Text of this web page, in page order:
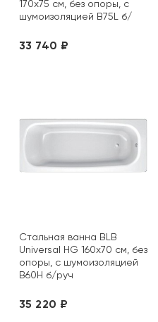
170х75 см, без опоры, с
шумоизоляцией B75L б/
33 740 ₽
Стальная ванна BLB
Universal HG 160х70 см, без
опоры, с шумоизоляцией
B60H б/руч
35 220 ₽